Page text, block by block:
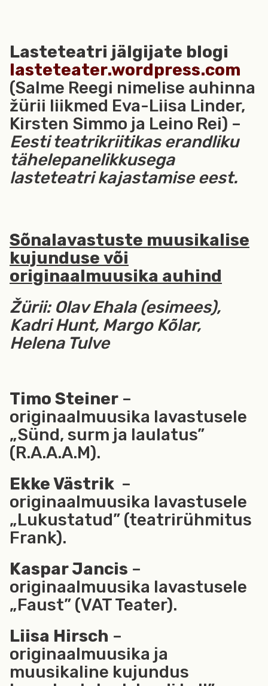
Lasteteatri jälgijate blogi
lasteteater.wordpress.com
(Salme Reegi nimelise auhinna
žürii liikmed Eva-Liisa Linder,
Kirsten Simmo ja Leino Rei) –
Eesti teatrikriitikas erandliku
tähelepanelikkusega
lasteteatri kajastamise eest.
Sõnalavastuste muusikalise
kujunduse või
originaalmuusika auhind
Žürii: Olav Ehala (esimees),
Kadri Hunt, Margo Kõlar,
Helena Tulve
Timo Steiner –
originaalmuusika lavastusele
„Sünd, surm ja laulatus”
(R.A.A.A.M).
Ekke Västrik –
originaalmuusika lavastusele
„Lukustatud” (teatrirühmitus
Frank).
Kaspar Jancis –
originaalmuusika lavastusele
„Faust” (VAT Teater).
Liisa Hirsch –
originaalmuusika ja
muusikaline kujundus